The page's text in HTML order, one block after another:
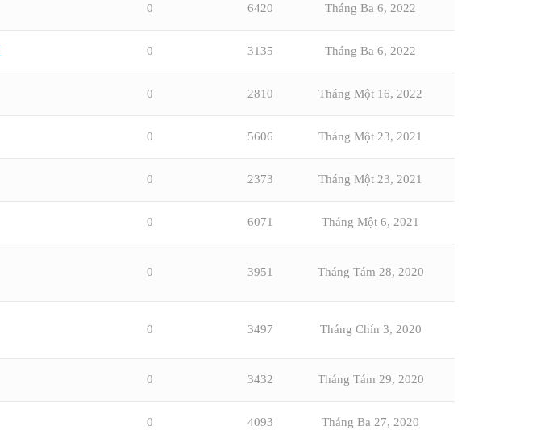
0 6420 Tháng Ba 6, 2022
0 3135 Tháng Ba 6, 2022
0 2810 Tháng Một 16, 2022
0 5606 Tháng Một 23, 2021
0 2373 Tháng Một 23, 2021
0 6071 Tháng Một 6, 2021
0 3951 Tháng Tám 28, 2020
0 3497 Tháng Chín 3, 2020
0 3432 Tháng Tám 29, 2020
0 4093 Tháng Ba 27, 2020